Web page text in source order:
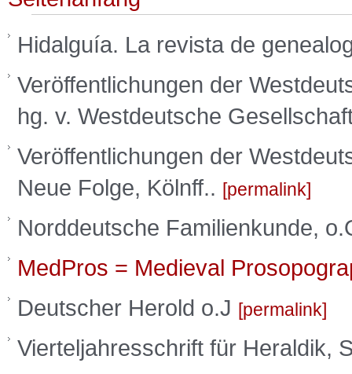
Hidalguía. La revista de
Veröffentlichungen der
hg. v. Westdeutsche
Veröffentlichungen der
Neue Folge, Kölnff..
permalink
Norddeutsche Familienkunde,
MedPros = Medieval
Deutscher Herold o.J
permalink
Vierteljahresschrift für Heraldik,